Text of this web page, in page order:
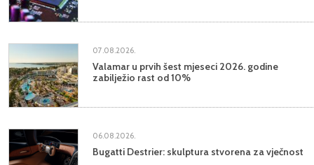
07.08.2026.
Valamar u prvih šest mjeseci 2026. godine
zabilježio rast od 10%
06.08.2026.
Bugatti Destrier: skulptura stvorena za vječnost